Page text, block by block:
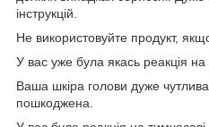
інструкцій.
Не використовуйте продукт,
У вас уже була якась реакція
Ваша шкіра голови дуже
пошкоджена.